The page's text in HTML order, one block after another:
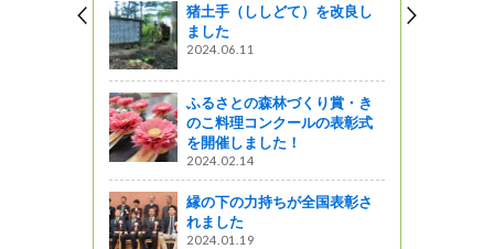
猪土手（ししどて）を改良し
ました
2024.06.11
ふるさとの森林づくり賞・き
のこ料理コンクールの表彰式
を開催しました！
2024.02.14
縁の下の力持ちが全国表彰さ
れました
2024.01.19